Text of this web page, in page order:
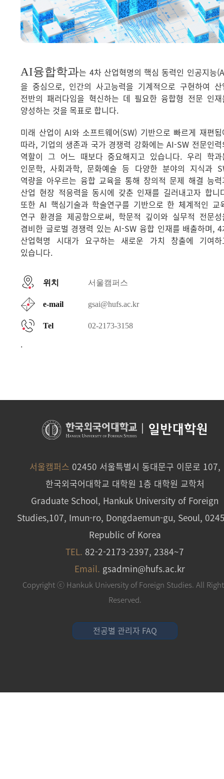
AI융합학과는 4차 산업혁명의 핵심 동력인 인공지능
을 중심으로, 인간의 사고능력을 기계적으로 구현하여 산
전반의 패러다임을 혁신하는 데 필요한 융합형 전문 인재
양성하는 것을 목표로 합니다.
미래 산업이 AI와 소프트웨어(SW) 기반으로 빠르게 재편됨
따라, 기업의 생존과 국가 경쟁력 강화에는 AI-SW 전문인력
역할이 그 어느 때보다 중요해지고 있습니다. 우리 학과
인문학, 사회과학, 문화예술 등 다양한 분야의 지식과
역량을 아우르는 융합 교육을 통해 창의적 문제 해결 능력
산업 현장 적응력을 동시에 갖춘 인재를 길러내고자 합니
또한 AI 핵심기술과 학술연구를 기반으로 한 체계적인 교
연구 환경을 제공함으로써, 학문적 깊이와 실무적 전문성
겸비한 글로벌 경쟁력 있는 AI-SW 융합 인재를 배출하며, 4
산업혁명 시대가 요구하는 새로운 가치 창출에 기여하
있습니다.
위치 서울캠퍼스
e-mail gsai@hufs.ac.kr
Tel 02-2173-3158
.
일반대학원
서울캠퍼스 02450 서울특별시 동대문구 이문로 107,
한국외국어대학교 대학원 1층 대학원 교학처
Graduate School, Hankuk University of Foreign
Studies,107, Imun-ro, Dongdaemun-gu, Seoul,
Republic of Korea
TEL. 82-2-2173-2397, 2384~7
Email. gsadmin@hufs.ac.kr
Copyright ⓒ Hankuk University of Foreign Studies. All
Reserved.
전공별 관리자 FAQ